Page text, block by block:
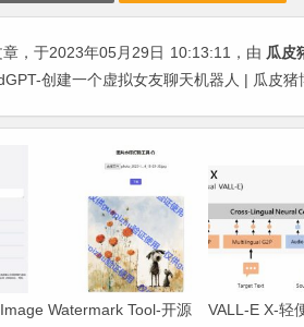
，于2023年05月29日 10:13:11 ，由 瓜皮
创建一个虚拟女友聊天机器人 | 瓜皮
Image Watermark Tool-开源
VALL-E X-轻